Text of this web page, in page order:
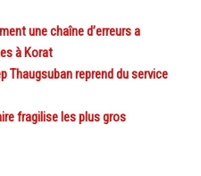
une chaîne d’erreurs a
à Korat
Thaugsuban reprend du service
fragilise les plus gros